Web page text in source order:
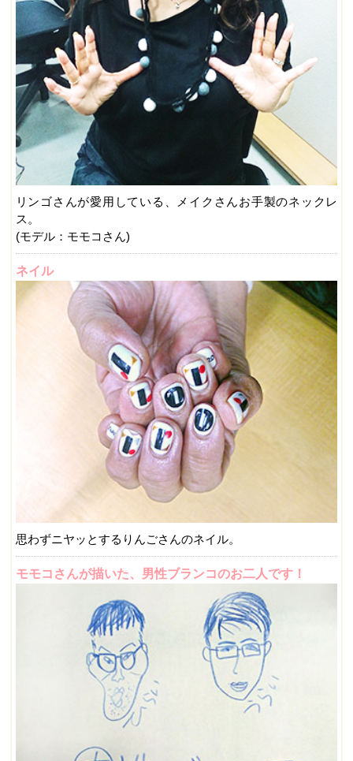
リンゴさんが愛用している、メイクさんお手製のネックレ
ス。
(モデル：モモコさん)
ネイル
思わずニヤッとするりんごさんのネイル。
モモコさんが描いた、男性ブランコのお二人です！